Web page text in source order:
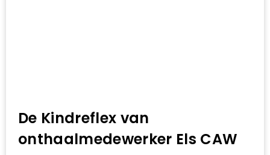
De Kindreflex van
onthaalmedewerker Els CAW